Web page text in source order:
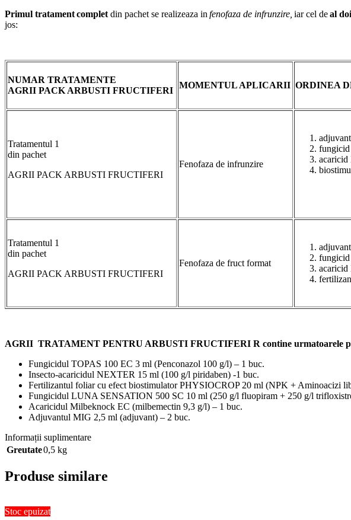
Primul tratament complet din pachet se realizeaza in fenofaza de infrunzire, iar cel deal
jos:
NUMAR TRATAMENTE
AGRII PACK ARBUSTI FRUCTIFERI
MOMENTUL APLICARII ORDINEA
Tratamentul 1
din pachet
AGRII PACK ARBUSTI FRUCTIFERI
Fenofaza de infrunzire
Tratamentul 1
din pachet
AGRII PACK ARBUSTI FRUCTIFERI
Fenofaza de fruct format
AGRII TRATAMENT PENTRU ARBUSTI FRUCTIFERI R contine urmatoarele
Fungicidul TOPAS 100 EC 3 ml (Penconazol 100 g/l) – 1 buc.
Insecto-acaricidul NEXTER 15 ml (100 g/l piridaben) -1 buc.
Fertilizantul foliar cu efect biostimulator PHYSIOCROP 20 ml (NPK + Aminoacizi
Fungicidul LUNA SENSATION 500 SC 10 ml (250 g/l fluopiram + 250 g/l
Acaricidul Milbeknock EC (milbemectin 9,3 g/l) – 1 buc.
Adjuvantul MIG 2,5 ml (adjuvant) – 2 buc.
Informații suplimentare
Greutate0,5 kg
Produse similare
Stoc epuizat